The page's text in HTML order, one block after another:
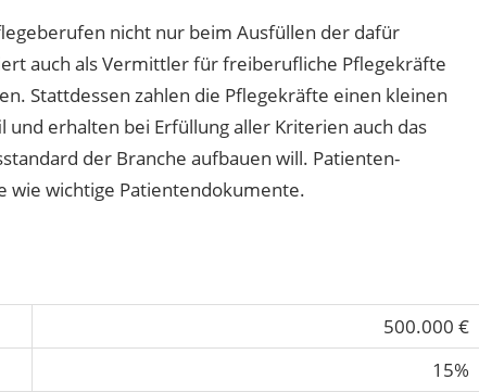
nicht nur beim Ausfüllen der dafür
auch als Vermittler für freiberufliche Pflegekräfte
Stattdessen zahlen die Pflegekräfte einen kleinen
erhalten bei Erfüllung aller Kriterien auch das
der Branche aufbauen will. Patienten-
wie wichtige Patientendokumente.
500.000 €
15%